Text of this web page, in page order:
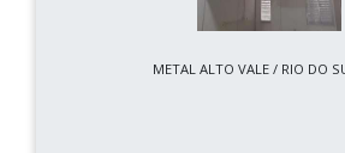
METAL ALTO VALE / RIO DO